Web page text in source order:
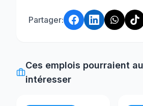
Partager:
Ces emplois pourraient
intéresser